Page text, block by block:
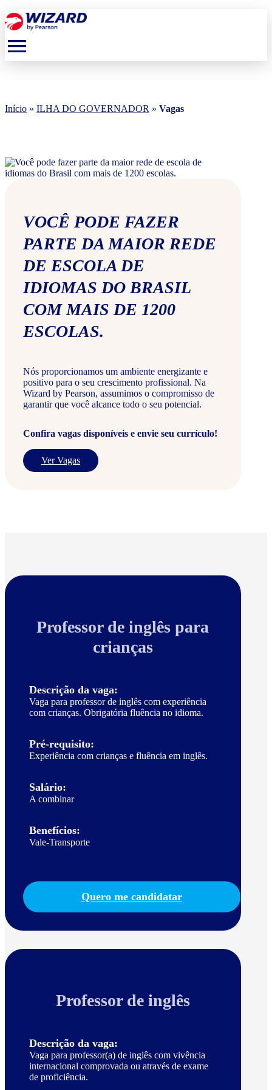
menu
Início » ILHA DO GOVERNADOR » Vagas
VOCÊ PODE FAZER
PARTE DA MAIOR REDE
DE ESCOLA DE
IDIOMAS DO BRASIL
COM MAIS DE 1200
ESCOLAS.
Nós proporcionamos um ambiente energizante e
positivo para o seu crescimento profissional. Na
Wizard by Pearson, assumimos o compromisso de
garantir que você alcance todo o seu potencial.
Confira vagas disponíveis e envie seu currículo!
Ver Vagas
Professor de inglês para
crianças
Descrição da vaga:
Vaga para professor de inglês com experiência
com crianças. Obrigatória fluência no idioma.
Pré-requisito:
Experiência com crianças e fluência em inglês.
Salário:
A combinar
Benefícios:
Vale-Transporte
Quero me candidatar
Professor de inglês
Descrição da vaga:
Vaga para professor(a) de inglês com vivência
internacional comprovada ou através de exame
de proficiência.